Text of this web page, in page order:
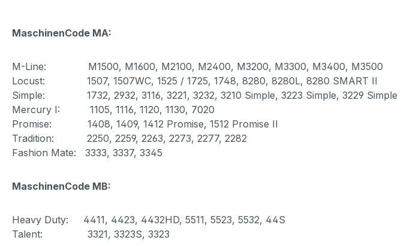
MaschinenCode MA:
M-Line: M1500, M1600, M2100, M2400, M3200, M3300, M3400, M3500
Locust: 1507, 1507WC, 1525 / 1725, 1748, 8280, 8280L, 8280 SMART II
Simple: 1732, 2932, 3116, 3221, 3232, 3210 Simple, 3223 Simple, 3229 Simple
Mercury I: 1105, 1116, 1120, 1130, 7020
Promise: 1408, 1409, 1412 Promise, 1512 Promise II
Tradition: 2250, 2259, 2263, 2273, 2277, 2282
Fashion Mate: 3333, 3337, 3345
MaschinenCode MB:
Heavy Duty: 4411, 4423, 4432HD, 5511, 5523, 5532, 44S
Talent: 3321, 3323S, 3323